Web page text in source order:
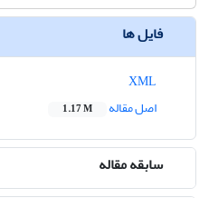
فایل ها
اصل مقاله
1.17 M
سابقه مقاله